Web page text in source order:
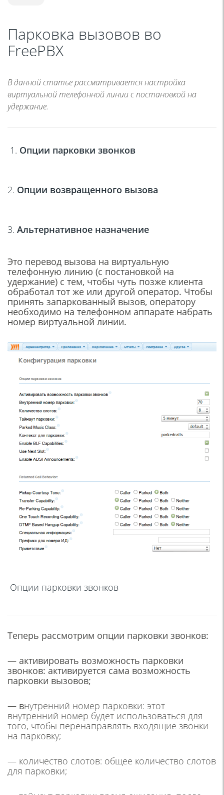
Парковка вызовов во
FreePBX
В данной статье рассматривается настройка
виртуальной телефонной линии с постановкой на
удержание.
1. Опции парковки звонков
2. Опции возвращенного вызова
3. Альтернативное назначение
Это перевод вызова на виртуальную
телефонную линию (с постановкой на
удержание) с тем, чтобы чуть позже клиента
обработал тот же или другой оператор. Чтобы
принять запаркованный вызов, оператору
необходимо на телефонном аппарате набрать
номер виртуальной линии.
Опции парковки звонков
Теперь рассмотрим опции парковки звонков:
— активировать возможность парковки
звонков: активируется сама возможность
парковки вызовов;
— внутренний номер парковки: этот
внутренний номер будет использоваться для
того, чтобы перенаправлять входящие звонки
на парковку;
— количество слотов: общее количество слотов
для парковки;